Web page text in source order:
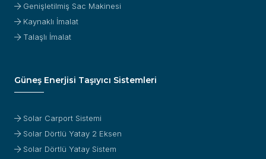
Genişletilmiş Sac Makinesi
Kaynaklı İmalat
Talaşlı İmalat
Güneş Enerjisi Taşıyıcı Sistemleri
Solar Carport Sistemi
Solar Dörtlü Yatay 2 Eksen
Solar Dörtlü Yatay Sistem